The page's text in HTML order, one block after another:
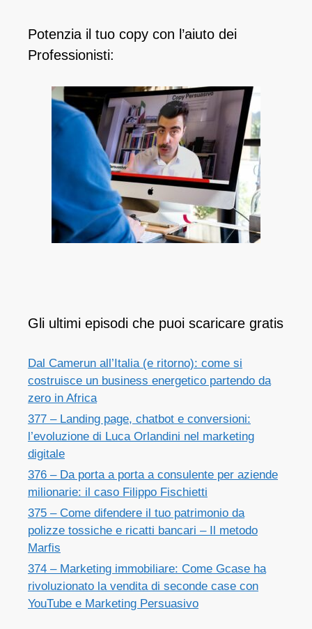
Potenzia il tuo copy con l’aiuto dei
Professionisti:
Gli ultimi episodi che puoi scaricare gratis
Dal Camerun all’Italia (e ritorno): come si
costruisce un business energetico partendo da
zero in Africa
377 – Landing page, chatbot e conversioni:
l’evoluzione di Luca Orlandini nel marketing
digitale
376 – Da porta a porta a consulente per aziende
milionarie: il caso Filippo Fischietti
375 – Come difendere il tuo patrimonio da
polizze tossiche e ricatti bancari – Il metodo
Marfis
374 – Marketing immobiliare: Come Gcase ha
rivoluzionato la vendita di seconde case con
YouTube e Marketing Persuasivo